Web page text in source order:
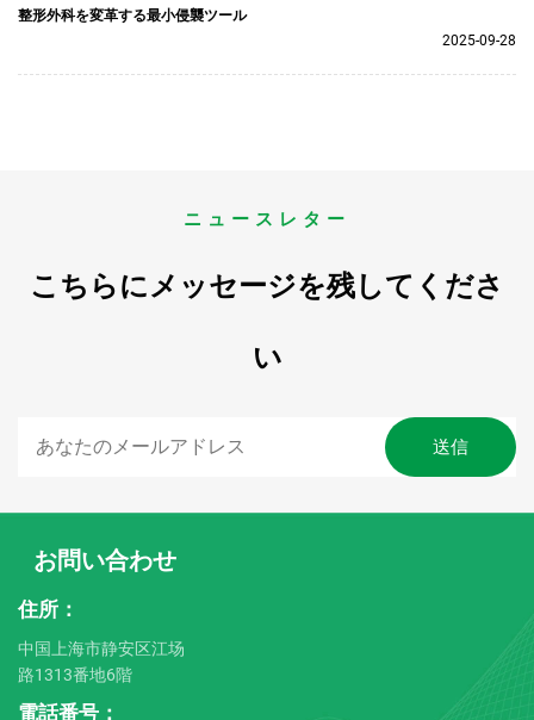
整形外科を変革する最小侵襲ツール
2025-09-28
ニュースレター
こちらにメッセージを残してくださ
い
お問い合わせ
住所：
中国上海市静安区江场
路1313番地6階
電話番号：